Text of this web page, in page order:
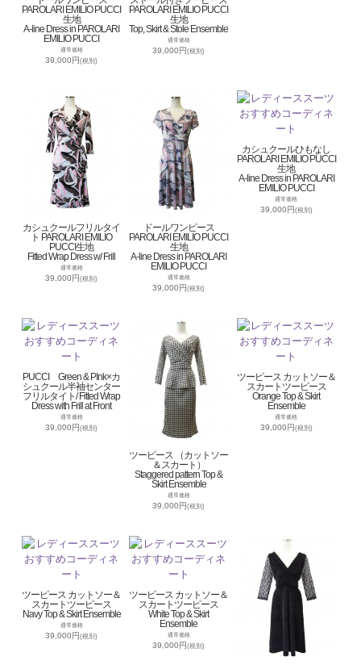
PAROLARI EMILIO PUCCI
生地
A-line Dress in PAROLARI
EMILIO PUCCI
通常価格
39,000円(税別)
PAROLARI EMILIO PUCCI
生地
Top, Skirt & Stole Ensemble
通常価格
39,000円(税別)
カシュクールフリルタイ
ト PAROLARI EMILIO
PUCCI生地
Fitted Wrap Dress w/ Frill
通常価格
39,000円(税別)
ドールワンピース
PAROLARI EMILIO PUCCI
生地
A-line Dress in PAROLARI
EMILIO PUCCI
通常価格
39,000円(税別)
カシュクールひもなし
PAROLARI EMILIO PUCCI
生地
A-line Dress in PAROLARI
EMILIO PUCCI
通常価格
39,000円(税別)
PUCCI Green & PInk×カ
シュクール半袖センター
フリルタイト/ Fitted Wrap
Dress with Frill at Front
通常価格
39,000円(税別)
ツーピース （カットソー
＆スカート）
Staggered pattern Top &
Skirt Ensemble
通常価格
39,000円(税別)
ツーピース カットソー＆
スカートツーピース
Orange Top & Skirt
Ensemble
通常価格
39,000円(税別)
ツーピース カットソー＆
スカートツーピース
Navy Top & Skirt Ensemble
通常価格
39,000円(税別)
ツーピース カットソー＆
スカートツーピース
White Top & Skirt
Ensemble
通常価格
39,000円(税別)